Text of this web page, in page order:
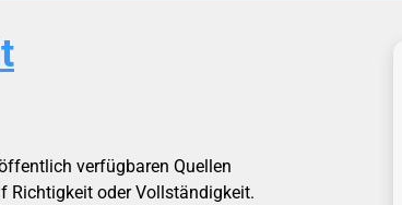
verfügbaren Quellen
Richtigkeit oder Vollständigkeit.